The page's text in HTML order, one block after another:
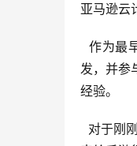
亚马逊云
作为最
发，并参
经验。
对于刚